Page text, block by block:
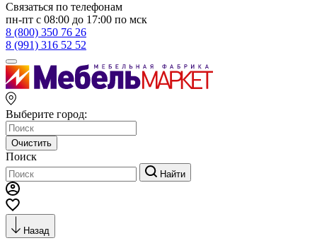
Связаться по телефонам
пн-пт с 08:00 до 17:00 по мск
8 (800) 350 76 26
8 (991) 316 52 52
Выберите город:
Очистить
Поиск
Найти
Назад